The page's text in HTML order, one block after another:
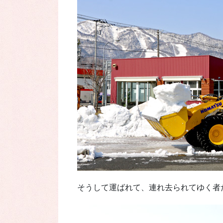
そうして運ばれて、連れ去られてゆく者